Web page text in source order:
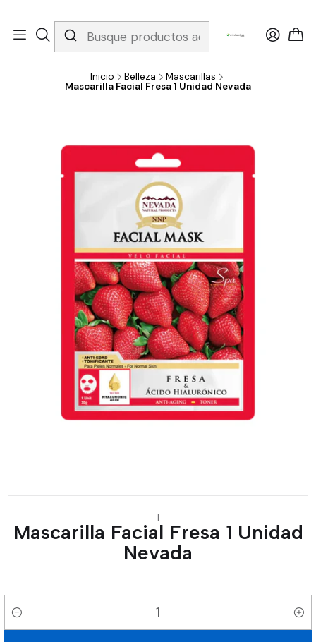
Whatsapp 3229079958/ Fijo 6019251796 / Envios a todo el país y
gratis apartir de 199.000!
Inicio Belleza
Mascarillas
Mascarilla Facial Fresa 1 Unidad Nevada
|
Mascarilla Facial Fresa 1 Unidad
Nevada
Cantidad